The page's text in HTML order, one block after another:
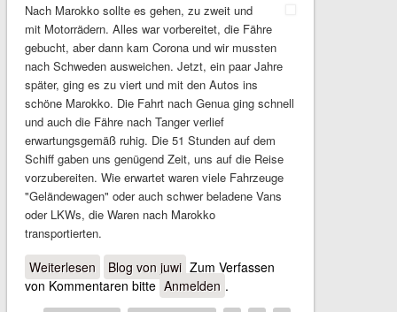
Nach Marokko sollte es gehen, zu zweit und
mit Motorrädern. Alles war vorbereitet, die Fähre
gebucht, aber dann kam Corona und wir mussten
nach Schweden ausweichen. Jetzt, ein paar Jahre
später, ging es zu viert und mit den Autos ins
schöne Marokko. Die Fahrt nach Genua ging schnell
und auch die Fähre nach Tanger verlief
erwartungsgemäß ruhig. Die 51 Stunden auf dem
Schiff gaben uns genügend Zeit, uns auf die Reise
vorzubereiten. Wie erwartet waren viele Fahrzeuge
"Geländewagen" oder auch schwer beladene Vans
oder LKWs, die Waren nach Marokko
transportierten.
Weiterlesen über Mit etwas Verspätung
Blog von juwi Zum Verfassen
von Kommentaren bitte Anmelden .